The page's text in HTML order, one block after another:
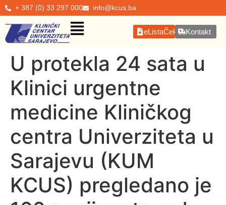
+ 387 (0) 33 297 000 info@kcus.ba
eListaČekanjaKontakt
U protekla 24 sata u
Klinici urgentne
medicine Kliničkog
centra Univerziteta u
Sarajevu (KUM
KCUS) pregledano je